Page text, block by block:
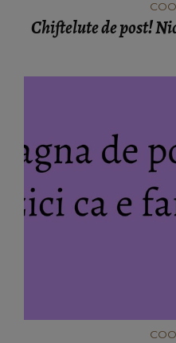
Chiftelute de post!